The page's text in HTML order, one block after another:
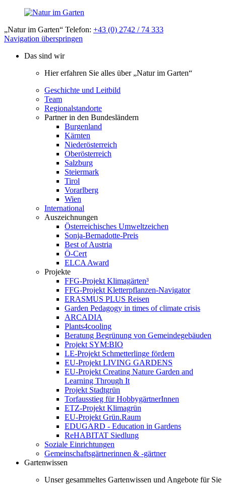
„Natur im Garten“ Telefon: +43 (0) 2742 / 74 333
Navigation überspringen
Das sind wir
Hier erfahren Sie alles über „Natur im Garten“
Geschichte und Leitbild
Team
Regionalstandorte
Partner in den Bundesländern
Burgenland
Kärnten
Niederösterreich
Oberösterreich
Salzburg
Steiermark
Tirol
Vorarlberg
Wien
International
Auszeichnungen
Österreichisches Umweltzeichen
Sonja-Bernadotte-Preis
Best of Austria
Ö-Cert
ELCA Award
Projekte
FFG-Projekt Klimagärten³
FFG-Projekt Kletterpflanzen-Navigator
ERASMUS PLUS Reisen
Garden Pedagogy in times of climate crisis
ARCADIA
Plants4cooling
Beratung Begrünung von Gemeindegebäuden
Projekt SYM:BIO
LE-Projekt Schmetterlinge fördern
EU-Projekt LIVING GARDENS
EU-Projekt Creating Nature Garden and
Learning Through It
Projekt Stadtgrün
Torfausstieg für HobbygärtnerInnen
ETZ-Projekt Klimagrün
EU-Projekt Grün.Raum
EDUGARD - Education in Gardens
ReHABITAT Siedlung
Soziale Einrichtungen
Gemeinschaftsgärtnerinnen & -gärtner
Gartenwissen
Unser gesammeltes Gartenwissen und Angebote für Sie